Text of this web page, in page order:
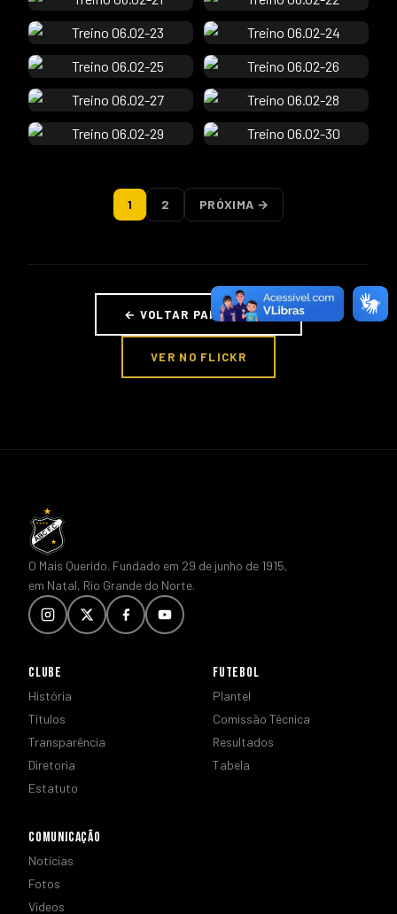
1 2 PRÓXIMA →
← VOLTAR PARA FOTOS
VER NO FLICKR
O Mais Querido. Fundado em 29 de junho de 1915,
em Natal, Rio Grande do Norte.
CLUBE
História
Títulos
Transparência
Diretoria
Estatuto
FUTEBOL
Plantel
Comissão Técnica
Resultados
Tabela
COMUNICAÇÃO
Notícias
Fotos
Vídeos